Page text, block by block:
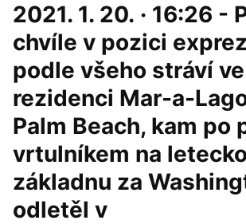
2021. 1. 20. · 16:26 -
chvíle v pozici
podle všeho stráví
rezidenci Mar-a-
Palm Beach, kam po
vrtulníkem na
základnu za
odletěl v